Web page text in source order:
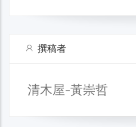
撰稿者
清木屋-黃崇哲